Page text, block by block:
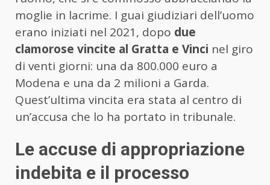
moglie in lacrime. I guai giudiziari dell’uomo
erano iniziati nel 2021, dopo due
clamorose vincite al Gratta e Vinci nel giro
di venti giorni: una da 800.000 euro a
Modena e una da 2 milioni a Garda.
Quest’ultima vincita era stata al centro di
un’accusa che lo ha portato in tribunale.
Le accuse di appropriazione
indebita e il processo